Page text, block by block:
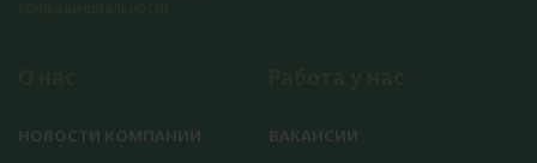
НОВОСТИ КОМПАНИИ ВАКАНСИИ